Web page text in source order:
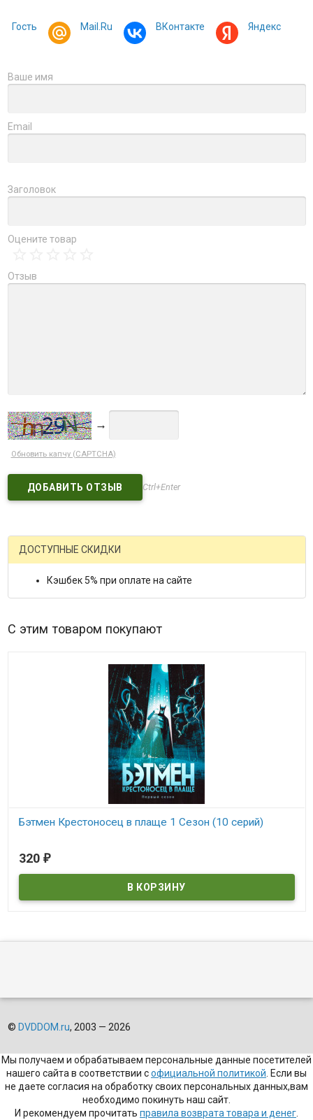
Гость Mail.Ru ВКонтакте Яндекс
Ваше имя
Email
Заголовок
Оцените товар
Отзыв
→
Обновить капчу (CAPTCHA)
Ctrl+Enter
ДОСТУПНЫЕ СКИДКИ
Кэшбек 5% при оплате на сайте
С этим товаром покупают
Бэтмен Крестоносец в плаще 1 Сезон (10 серий)
320 ₽
© DVDDOM.ru, 2003 — 2026
Мы получаем и обрабатываем персональные данные посетителей
нашего сайта в соответствии софициальной политикой. Если вы
не даете согласия на обработку своих персональных данных,вам
необходимо покинуть наш сайт.
И рекомендуем прочитать правила возврата товара и денег.